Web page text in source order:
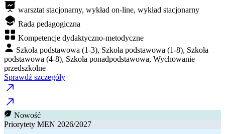
warsztat stacjonarny, wykład on-line, wykład stacjonarny
Rada pedagogiczna
Kompetencje dydaktyczno-metodyczne
Szkoła podstawowa (1-3), Szkoła podstawowa (1-8), Szkoła
podstawowa (4-8), Szkoła ponadpodstawowa, Wychowanie
przedszkolne
Sprawdź szczegóły
Nowość
Priorytety MEN 2026/2027